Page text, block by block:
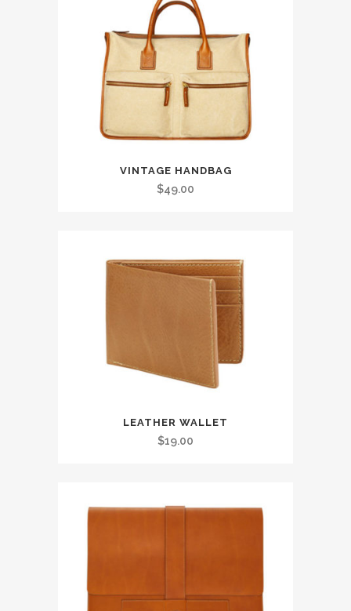
$49.00.
VINTAGE HANDBAG
$49.00
LEATHER WALLET
$19.00